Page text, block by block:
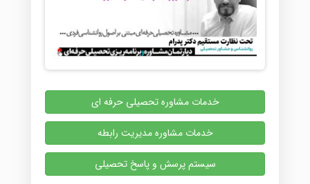
خدمات مشاوره تحصیلی حرفه ای
خدمات مشاوره مدیریت رابطه
سیستم پرسش و پاسخ تحصیلی